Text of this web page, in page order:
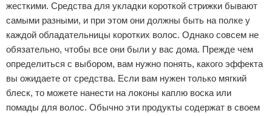
жесткими. Средства для укладки короткой стрижки бывают
самыми разными, и при этом они должны быть на полке у
каждой обладательницы коротких волос. Однако совсем не
обязательно, чтобы все они были у вас дома. Прежде чем
определиться с выбором, вам нужно понять, какого эффекта
вы ожидаете от средства. Если вам нужен только мягкий
блеск, то можете нанести на локоны каплю воска или
помады для волос. Обычно эти продукты содержат в своем